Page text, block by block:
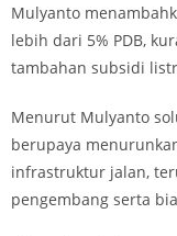
Mulyanto
lebih dari 5% PDB,
tambahan subsidi
Menurut Mulyanto
berupaya
infrastruktur jalan,
pengembang serta